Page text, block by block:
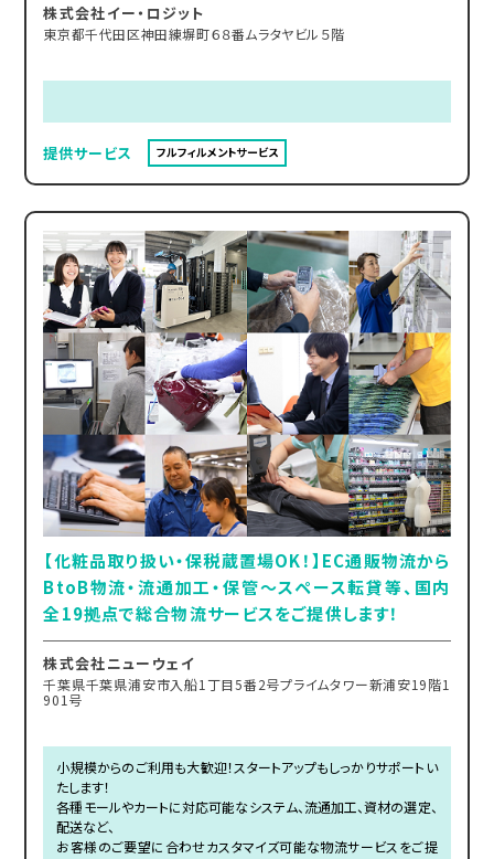
株式会社イー・ロジット
東京都千代田区神田練塀町６８番ムラタヤビル５階
提供サービス フルフィルメントサービス
【化粧品取り扱い・保税蔵置場OK！】EC通販物流から
BtoB物流・流通加工・保管～スペース転貸等、国内
全19拠点で総合物流サービスをご提供します！
株式会社ニューウェイ
千葉県千葉県浦安市入船1丁目5番2号プライムタワー新浦安19階1
901号
小規模からのご利用も大歓迎！スタートアップもしっかりサポートい
たします！
各種モールやカートに対応可能なシステム、流通加工、資材の選定、
配送など、
お客様のご要望に合わせカスタマイズ可能な物流サービスをご提